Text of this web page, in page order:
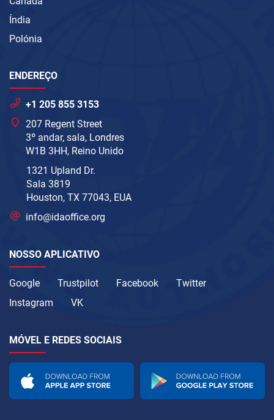
Índia
Polónia
ENDEREÇO
+1 205 855 3153
207 Regent Street
3º andar, sala, Londres
W1B 3HH, Reino Unido
1321 Upland Dr.
Sala 3819
Houston, TX 77043, EUA
info@idaoffice.org
NOSSO APLICATIVO
Google Trustpilot Facebook
Twitter
Instagram
VK
MÓVEL E REDES SOCIAIS